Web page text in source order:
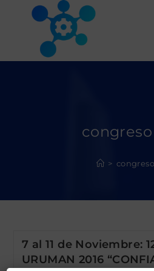
congreso
>
7 al 11 de Noviembre:
URUMAN 2016